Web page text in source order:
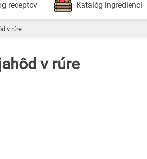
receptov Katalóg ingrediencí
v rúre
v rúre